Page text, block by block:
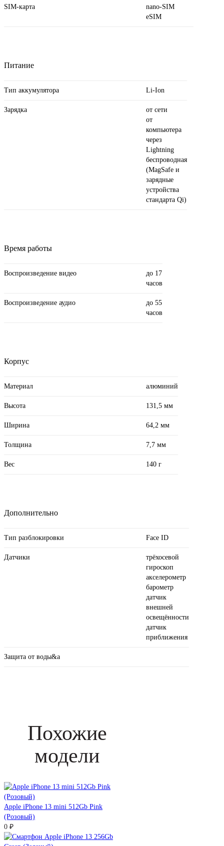
SIM-карта
nano-SIM
eSIM
Питание
Тип аккумулятора Li-Ion
Зарядка
от сети
от
компьютера
через
Lightning
беспроводная
(MagSafe и
зарядные
устройства
стандарта Qi)
Время работы
Воспроизведение видео
до 17
часов
Воспроизведение аудио
до 55
часов
Корпус
Материал алюминий
Высота 131,5 мм
Ширина 64,2 мм
Толщина 7,7 мм
Вес 140 г
Дополнительно
Тип разблокировки Face ID
Датчики
трёхосевой
гироскоп
акселерометр
барометр
датчик
внешней
освещённости
датчик
приближения
Защита от воды&a
Похожие
модели
Apple iPhone 13 mini 512Gb Pink
(Розовый)
0 ₽